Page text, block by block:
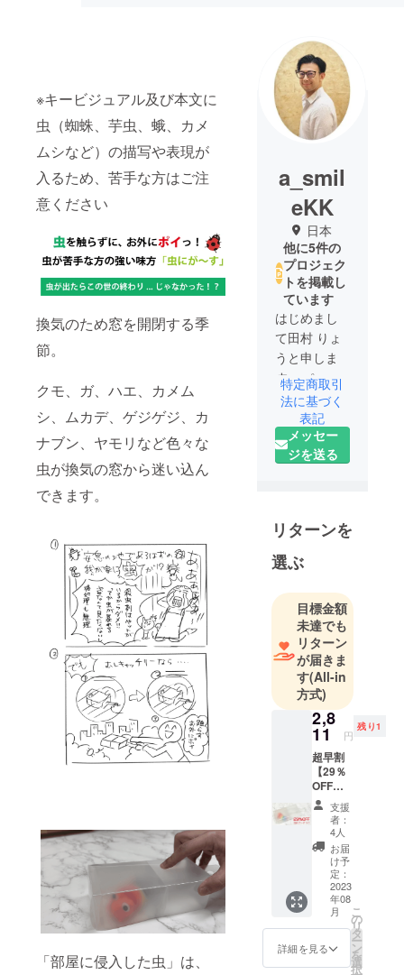
※キービジュアル及び本文に
虫（蜘蛛、芋虫、蛾、カメ
ムシなど）の描写や表現が
入るため、苦手な方はご注
意ください
換気のため窓を開閉する季
節。
クモ、ガ、ハエ、カメム
シ、ムカデ、ゲジゲジ、カ
ナブン、ヤモリなど色々な
虫が換気の窓から迷い込ん
できます。
「部屋に侵入した虫」は、
a_smil
eKK
日本
他に5件の
プロジェク
トを掲載し
ています
はじめまし
て田村 りょ
うと申しま
す。 ページ
をご覧頂き
ありがとう
ございま
す。自己紹
ンナーとし
てmatelia社
のCEOをし
ておりま
す。 当社は
2008年に創
業以来『埋
もれた逸材
を世に出す
会社』をコ
ンセプト
に、より良
いものがき
ちんと世に
生み出され
広がること
を応援する
仕事をして
おります。
案件案件実
績では通算
2000件以上
特定商取引
法に基づく
表記
メッセー
ジを送る
リターンを
選ぶ
目標金額
未達でも
リターン
が届きま
す(All-in
方式)
2,8
11 円
残り1
超早割
【29％
OFF】
虫に
がーす×
販売価
格3960
→2811
にが〜
す×1個
※ご支援
により
支援
者：
4人
お届
け予
定：
2023
年08
月
詳細を見る
こ
の
リ
タ
ー
ン
を
選
択